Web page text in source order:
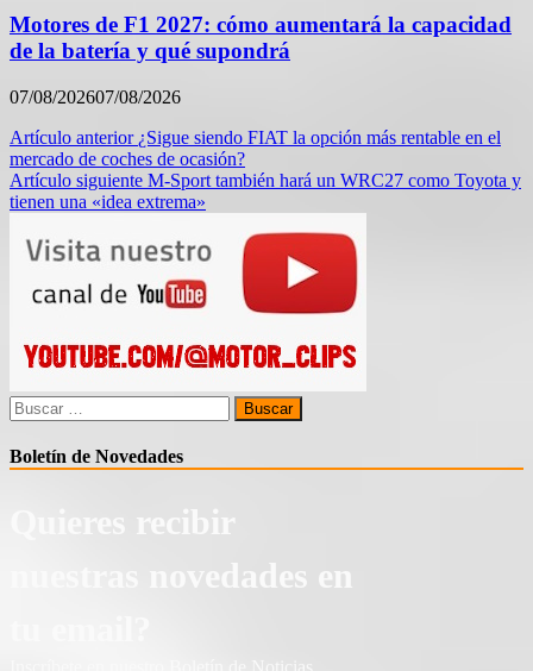
Motores de F1 2027: cómo aumentará la capacidad
de la batería y qué supondrá
07/08/202607/08/2026
Navegación
de
entradas
Artículo anterior ¿Sigue siendo FIAT la opción más rentable en el
mercado de coches de ocasión?
Artículo siguiente M-Sport también hará un WRC27 como Toyota y
tienen una «idea extrema»
Buscar:
Boletín de Novedades
nuestras novedades en